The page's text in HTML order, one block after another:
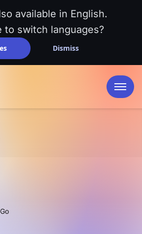
available in English.
to switch languages?
Dismiss
比 Edge